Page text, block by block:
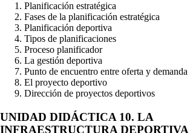
Planificación estratégica
Fases de la planificación estratégica
Planificación deportiva
Tipos de planificaciones
Proceso planificador
La gestión deportiva
Punto de encuentro entre oferta y demanda
El proyecto deportivo
Dirección de proyectos deportivos
UNIDAD DIDÁCTICA 10. LA
INFRAESTRUCTURA DEPORTIVA